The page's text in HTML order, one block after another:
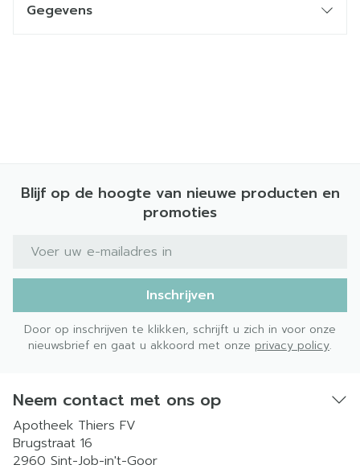
Gegevens
Blijf op de hoogte van nieuwe producten en
promoties
E-mail adres
Inschrijven
Door op inschrijven te klikken, schrijft u zich in voor onze
nieuwsbrief en gaat u akkoord met onze privacy policy.
Neem contact met ons op
Apotheek Thiers FV
Brugstraat 16
2960 Sint-Job-in't-Goor